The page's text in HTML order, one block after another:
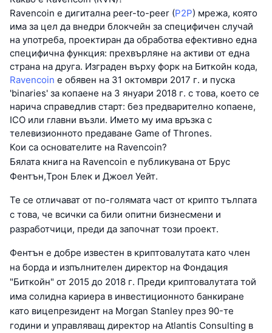
Ravencoin е дигитална peer-to-peer (P2P) мрежа, която
има за цел да внедри блокчейн за специфичен случай
на употреба, проектиран да обработва ефективно една
специфична функция: прехвърляне на активи от една
страна на друга. Изграден върху форк на Биткойн кода,
Ravencoin е обявен на 31 октомври 2017 г. и пуска
'binaries' за копаене на 3 януари 2018 г. с това, което се
нарича справедлив старт: без предварително копаене,
ICO или главни възли. Името му има връзка с
телевизионното предаване Game of Thrones.
Кои са основателите на Ravencoin?
Бялата книга на Ravencoin е публикувана от Брус
Фентън,Трон Блек и Джоел Уейт.
Те се отличават от по-голямата част от крипто тълпата
с това, че всички са били опитни бизнесмени и
разработчици, преди да започнат този проект.
Фентън е добре известен в криптовалутата като член
на борда и изпълнителен директор на Фондация
"Биткойн" от 2015 до 2018 г. Преди криптовалутата той
има солидна кариера в инвестиционното банкиране
като вицепрезидент на Morgan Stanley през 90-те
години и управляващ директор на Atlantis Consulting в